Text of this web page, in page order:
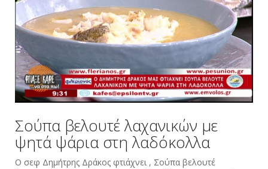
Σούπα βελουτέ λαχανικών με
ψητά ψάρια στη λαδόκολλα
Ο σεφ Δημήτρης Δράκος φτιάχνει , Σούπα βελουτέ